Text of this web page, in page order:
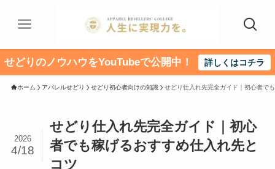
せどりのノウハウをYouTubeで公開中！ 詳しくはコチラ
ホーム アパレルせどり せどり初心者向けの知識 せどり仕入れ先完全ガイド｜初心者で
せどり仕入れ先完全ガイド｜初心
者でも稼げるおすすめ仕入れ先と
コツ
2026
4/18